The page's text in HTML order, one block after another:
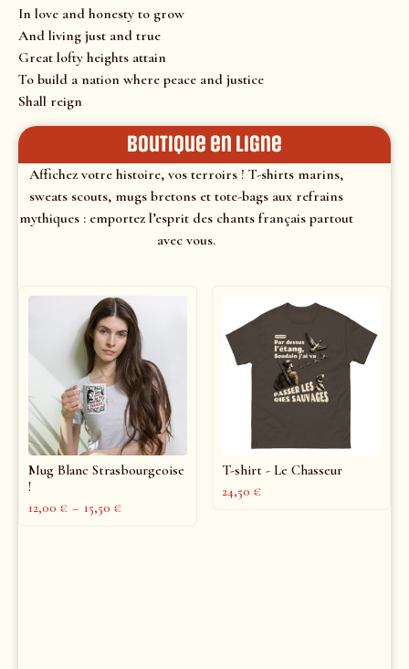
In love and honesty to grow
And living just and true
Great lofty heights attain
To build a nation where peace and justice
Shall reign
Boutique en ligne
Affichez votre histoire, vos terroirs ! T-shirts marins,
sweats scouts, mugs bretons et tote-bags aux refrains
mythiques : emportez l’esprit des chants français partout
avec vous.
Mug Blanc Strasbourgeoise
!
12,00 € – 15,50 €
T-shirt - Le Chasseur
24,50 €